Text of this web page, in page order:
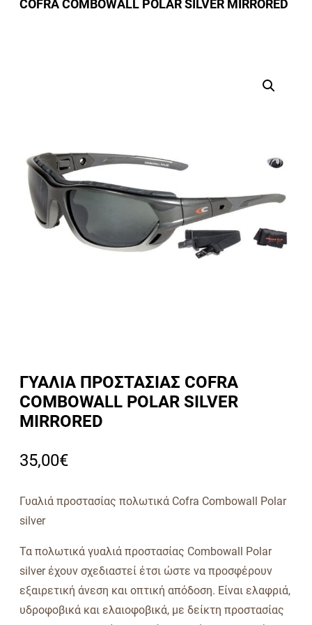
COFRA COMBOWALL POLAR SILVER MIRRORED
ΓΥΑΛΙΑ ΠΡΟΣΤΑΣΙΑΣ COFRA
COMBOWALL POLAR SILVER
MIRRORED
35,00€
Γυαλιά προστασίας πολωτικά Cofra Combowall Polar
silver
Τα πολωτικά γυαλιά προστασίας Combowall Polar
silver έχουν σχεδιαστεί έτσι ώστε να προσφέρουν
εξαιρετική άνεση και οπτική απόδοση. Είναι ελαφριά,
υδροφοβικά και ελαιοφοβικά, με δείκτη προστασίας